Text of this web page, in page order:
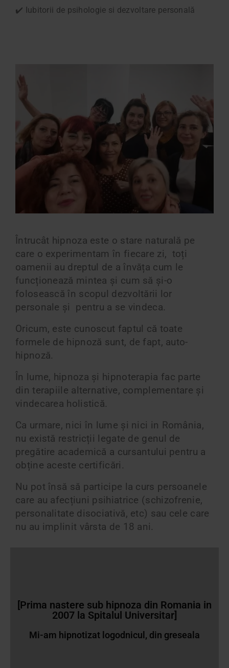
✔️ Iubitorii de psihologie si dezvoltare personală
Întrucât hipnoza este o stare naturală pe
care o experimentam în fiecare zi, toți
oamenii au dreptul de a învăța cum le
funcționează mintea și cum să și-o
folosească în scopul dezvoltării lor
personale și pentru a se vindeca.
Oricum, este cunoscut faptul că toate
formele de hipnoză sunt, de fapt, auto-
hipnoză.
În lume, hipnoza și hipnoterapia fac parte
din terapiile alternative, complementare și
vindecarea holistică.
Ca urmare, nici în lume și nici in România,
nu există restricții legate de genul de
pregătire academică a cursantului pentru a
obține aceste certificări.
Nu pot însă să participe la curs persoanele
care au afecțiuni psihiatrice (schizofrenie,
personalitate disociativă, etc) sau cele care
nu au implinit vârsta de 18 ani.
[Prima nastere sub hipnoza din Romania in
2007 la Spitalul Universitar]
Mi-am hipnotizat logodnicul, din greseala